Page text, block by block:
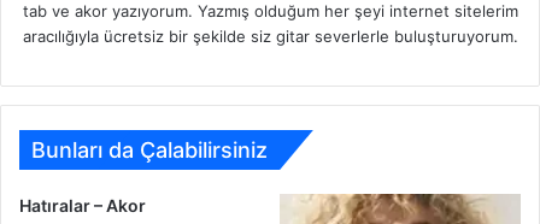
tab ve akor yazıyorum. Yazmış olduğum her şeyi internet sitelerim
aracılığıyla ücretsiz bir şekilde siz gitar severlerle buluşturuyorum.
Bunları da Çalabilirsiniz
Hatıralar – Akor